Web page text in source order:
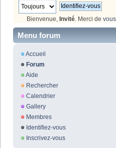
Bienvenue, Invité. Merci de
Menu forum
Accueil
Forum
Aide
Rechercher
Calendrier
Gallery
Membres
Identifiez-vous
Inscrivez-vous